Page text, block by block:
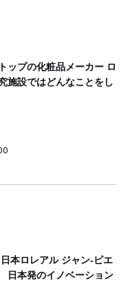
プの化粧品メーカー ロ
施設ではどんなことをし
本ロレアル ジャン-ピエ
日本発のイノベーション